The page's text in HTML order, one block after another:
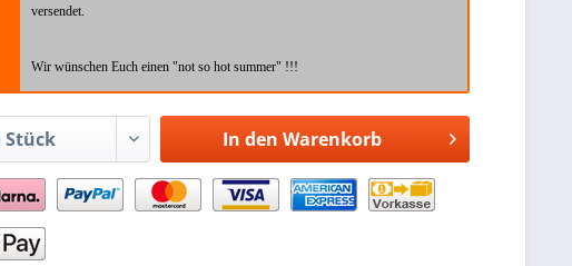
versendet.
Wir wünschen Euch einen "not so hot summer" !!!
In den Warenkorb